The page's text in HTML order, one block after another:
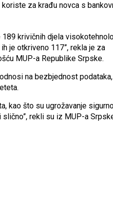
za krađu novca s
krivičnih djela
je otkriveno 117”, rekla je za
MUP-a Republike Srpske.
na bezbjednost
kao što su ugrožavanje
rekli su iz MUP-a